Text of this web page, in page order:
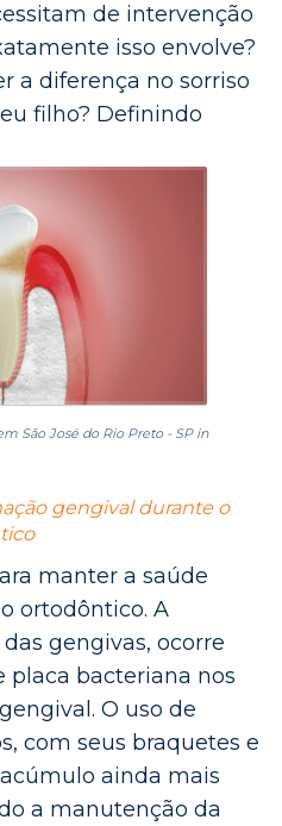
de intervenção
isso envolve?
a diferença no sorriso
filho? Definindo
São José do Rio Preto - SP in
gengival durante o
manter a saúde
ortodôntico. A
gengivas, ocorre
placa bacteriana nos
O uso de
com seus braquetes e
ainda mais
a manutenção da